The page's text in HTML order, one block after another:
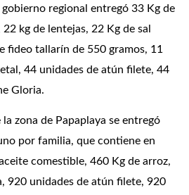
regional entregó 33 Kg de
kg de lentejas, 22 Kg de sal
fideo tallarín de 550 gramos, 11
44 unidades de atún filete, 44
Gloria.
zona de Papaplaya se entregó
por familia, que contiene en
comestible, 460 Kg de arroz,
920 unidades de atún filete, 920